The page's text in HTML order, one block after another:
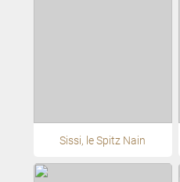
Sissi, le Spitz Nain